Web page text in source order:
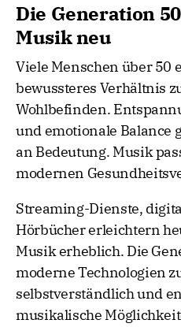
Die Generation
Musik neu
Viele Menschen über 50
bewussteres Verhältnis
Wohlbefinden.
und emotionale Balance
an Bedeutung. Musik
modernen
Streaming-Dienste,
Hörbücher erleichtern
Musik erheblich. Die
moderne Technologien
selbstverständlich und
musikalische